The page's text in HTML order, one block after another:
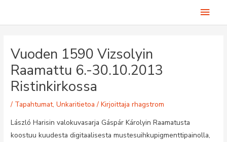
Vuoden 1590 Vizsolyin
Raamattu 6.-30.10.2013
Ristinkirkossa
/ Tapahtumat,Unkaritietoa / Kirjoittajarhagstrom
László Harisin valokuvasarja Gáspár Károlyin Raamatusta
koostuu kuudesta digitaalisesta mustesuihkupigmenttipainolla,